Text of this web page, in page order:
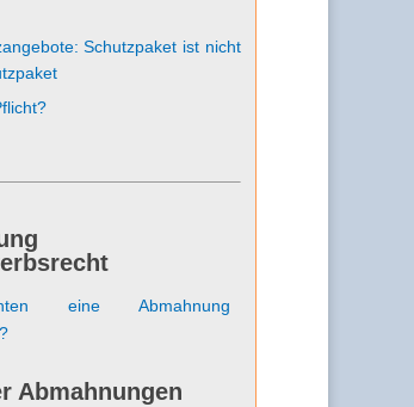
Schutzpaket ist nicht
eine Abmahnung
Abmahnungen